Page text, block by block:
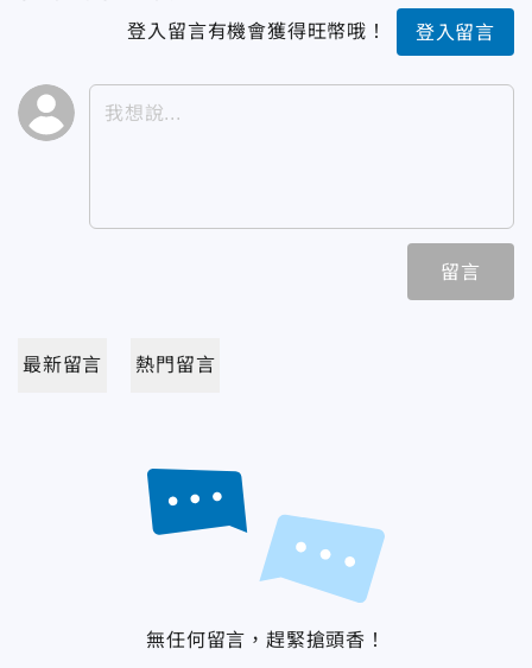
登入留言有機會獲得旺幣哦！ 登入留言
留言
最新留言 熱門留言
無任何留言，趕緊搶頭香！